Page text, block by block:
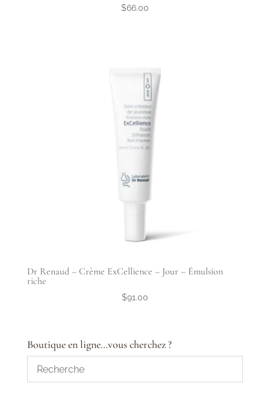
$66.00
Dr Renaud – Crème ExCellience – Jour – Émulsion
riche
$91.00
Boutique en ligne…vous cherchez ?